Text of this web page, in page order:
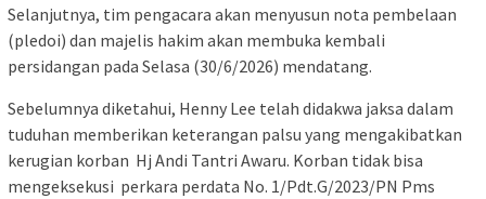
Selanjutnya, tim pengacara akan menyusun nota pembelaan
(pledoi) dan majelis hakim akan membuka kembali
persidangan pada Selasa (30/6/2026) mendatang.
Sebelumnya diketahui, Henny Lee telah didakwa jaksa dalam
tuduhan memberikan keterangan palsu yang mengakibatkan
kerugian korban Hj Andi Tantri Awaru. Korban tidak bisa
mengeksekusi perkara perdata No. 1/Pdt.G/2023/PN Pms